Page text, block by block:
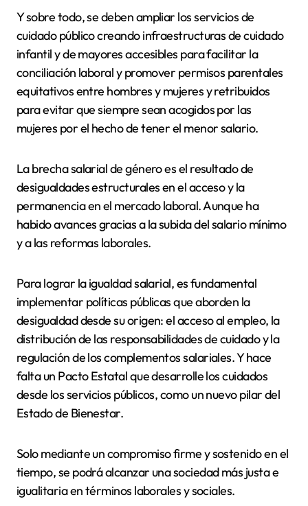
Y sobre todo, se deben ampliar los servicios de
cuidado público creando infraestructuras de cuidado
infantil y de mayores accesibles para facilitar la
conciliación laboral y promover permisos parentales
equitativos entre hombres y mujeres y retribuidos
para evitar que siempre sean acogidos por las
mujeres por el hecho de tener el menor salario.
La brecha salarial de género es el resultado de
desigualdades estructurales en el acceso y la
permanencia en el mercado laboral. Aunque ha
habido avances gracias a la subida del salario mínimo
y a las reformas laborales.
Para lograr la igualdad salarial, es fundamental
implementar políticas públicas que aborden la
desigualdad desde su origen: el acceso al empleo, la
distribución de las responsabilidades de cuidado y la
regulación de los complementos salariales. Y hace
falta un Pacto Estatal que desarrolle los cuidados
desde los servicios públicos, como un nuevo pilar del
Estado de Bienestar.
Solo mediante un compromiso firme y sostenido en el
tiempo, se podrá alcanzar una sociedad más justa e
igualitaria en términos laborales y sociales.